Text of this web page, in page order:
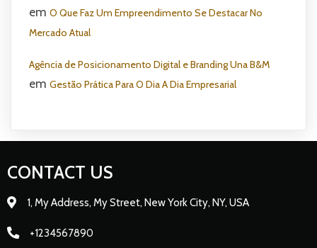
em O Que Faz Um Empreendimento Se Destacar No
Mercado Atual
Agência de Posicionamento Digital e Branding Una B&M
em Gestão Prática Para O Dia A Dia Empresarial
CONTACT US
1, My Address, My Street, New York City, NY, USA
+1234567890